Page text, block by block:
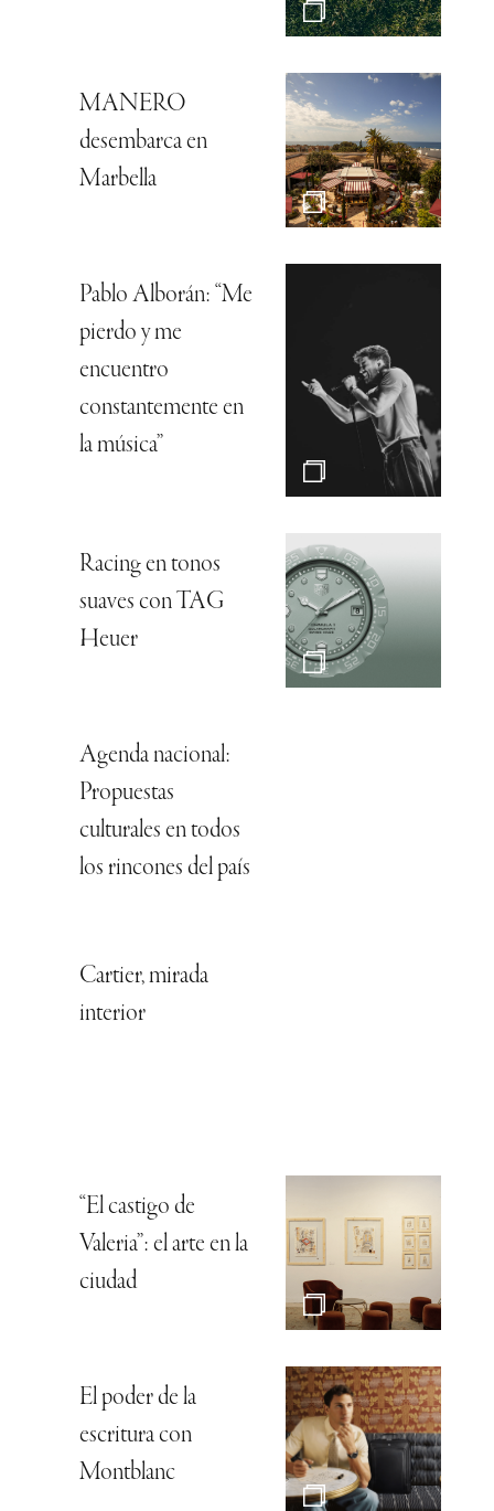
MANERO
desembarca en
Marbella
Pablo Alborán: “Me
pierdo y me
encuentro
constantemente en
la música”
Racing en tonos
suaves con TAG
Heuer
Agenda nacional:
Propuestas
culturales en todos
los rincones del país
Cartier, mirada
interior
“El castigo de
Valeria”: el arte en la
ciudad
El poder de la
escritura con
Montblanc